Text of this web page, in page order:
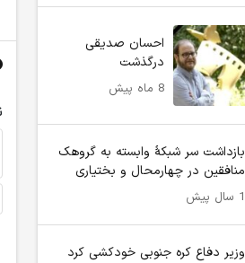
احسان صدیقی
درگذشت
8 ماه پیش
بازداشت سر شبکۀ وابسته به گروهک
منافقین در چهارمحال و بختیاری
1 سال پیش
وزیر دفاع کره جنوبی خودکشی کرد